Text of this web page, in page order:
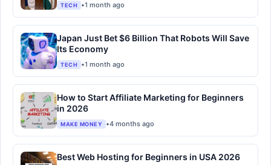
TECH •1 month ago
Japan Just Bet $6 Billion That Robots Will Save
Its Economy
TECH •1 month ago
How to Start Affiliate Marketing for Beginners
in 2026
MAKE MONEY •4 months ago
Best Web Hosting for Beginners in USA 2026